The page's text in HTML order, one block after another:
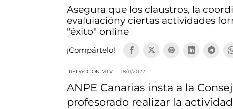
Asegura que los claustros, la
evaluiacióny ciertas actividades
"éxito" online
¡Compártelo!
REDACCIÓN MTV 18/11/2022
ANPE Canarias insta a la
profesorado realizar la